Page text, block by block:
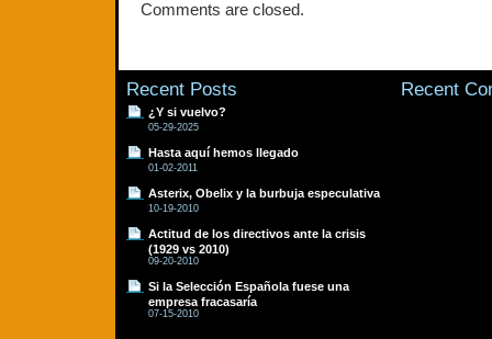
Comments are closed.
Recent Posts
¿Y si vuelvo?
05-29-2025
Hasta aquí hemos llegado
01-02-2011
Asterix, Obelix y la burbuja especulativa
10-19-2010
Actitud de los directivos ante la crisis
(1929 vs 2010)
09-20-2010
Si la Selección Española fuese una
empresa fracasaría
07-15-2010
Recent